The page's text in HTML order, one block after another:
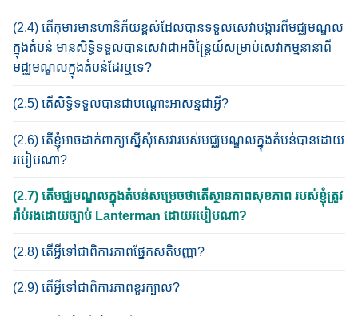
(2.4) តើ​កុមារ​​មានហានិភ័យ​ខ្ពស់​ដែល​បាន​ទទួល​សេវា​បង្ការ​​ពី​មជ្ឈមណ្ឌល
ក្នុងតំបន់ មាន​សិទ្ធិ​ទទួល​បានសេវា​ជា​អចិន្រ្តៃយ៍​​សម្រាប់​សេវា​កម្ម​នានា​ពី​
មជ្ឈមណ្ឌលក្នុងតំបន់​ដែរ​ឬ​ទេ?
(2.5) តើ​សិទ្ធិទទួលបានជាបណ្តោះអាសន្ន​ជាអ្វី​?
(2.6) តើ​ខ្ញុំ​អាច​ដាក់​ពាក្យស្នើ​សុំ​សេវា​របស់​មជ្ឈមណ្ឌលក្នុងតំបន់​បាន​ដោយ
របៀប​ណា​?​
(2.7) តើ​មជ្ឈមណ្ឌលក្នុងតំបន់​សម្រេច​ថា​តើ​​ស្ថានភាព​សុខភាព ​របស់​ខ្ញុំ​ត្រូវ​
រ៉ាប់រង​ដោយ​ច្បាប់ Lanterman ដោយ​របៀប​ណា​?​
(2.8) តើ​អ្វី​ទៅ​ជា​​ពិការភាព​ផ្នែកសតិបញ្ញា?
(2.9) តើ​អ្វី​ទៅ​ជា​​ពិការភាព​​​​​ខួរក្បាល?